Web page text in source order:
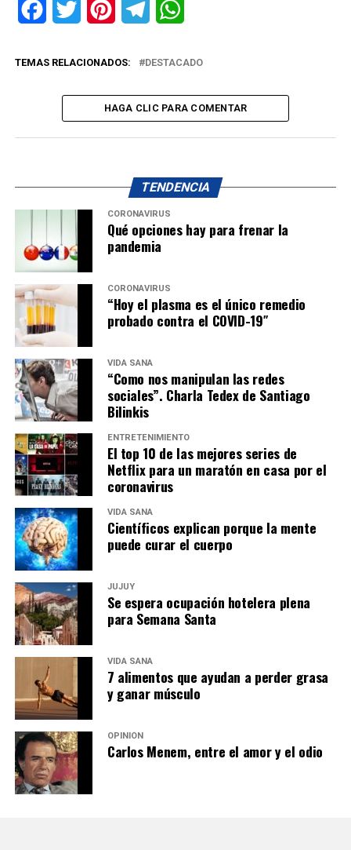
FacebookTwitter PinterestTelegram
TEMAS RELACIONADOS: DESTACADO
HAGA CLIC PARA COMENTAR
TENDENCIA
CORONAVIRUS
Qué opciones hay para frenar la
pandemia
CORONAVIRUS
“Hoy el plasma es el único remedio
probado contra el COVID-19″
VIDA SANA
“Como nos manipulan las redes
sociales”. Charla Tedex de Santiago
Bilinkis
ENTRETENIMIENTO
El top 10 de las mejores series de
Netflix para un maratón en casa por el
coronavirus
VIDA SANA
Científicos explican porque la mente
puede curar el cuerpo
JUJUY
Se espera ocupación hotelera plena
para Semana Santa
VIDA SANA
7 alimentos que ayudan a perder grasa
y ganar músculo
OPINIÓN
Carlos Menem, entre el amor y el odio